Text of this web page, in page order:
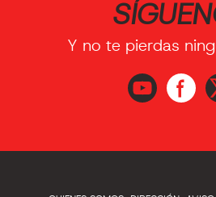
Y no te pierdas